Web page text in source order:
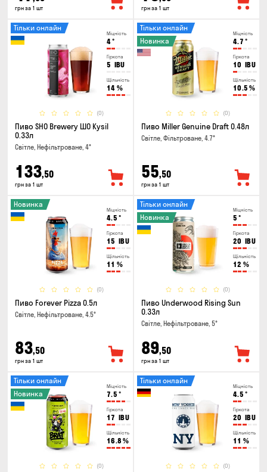
грн за 1 шт грн за 1 шт
Міцність
4°
Гіркота
5 IBU
Щільність
14 %
(0)
Тільки онлайн
Пиво SHO Brewery ШО Kysil
0.33л
Світле, Нефільтроване, 4°
133,50
грн за 1 шт
Міцність
4.7 °
Гіркота
10 IBU
Щільність
10.5 %
(0)
Тільки онлайн
Новинка
Пиво Miller Genuine Draft 0.48л
Світле, Фільтроване, 4.7°
55,50
грн за 1 шт
Міцність
4.5 °
Гіркота
15 IBU
Щільність
11 %
(0)
Новинка
Пиво Forever Pizza 0.5л
Світле, Нефільтроване, 4.5°
83,50
грн за 1 шт
Міцність
5 °
Гіркота
20 IBU
Щільність
12 %
(0)
Тільки онлайн
Новинка
Пиво Underwood Rising Sun
0.33л
Світле, Нефільтроване, 5°
89,50
грн за 1 шт
Міцність
7.5 °
Гіркота
17 IBU
Щільність
16.8 %
(0)
Тільки онлайн
Новинка
Міцність
4.5 °
Гіркота
20 IBU
Щільність
11 %
(0)
Тільки онлайн